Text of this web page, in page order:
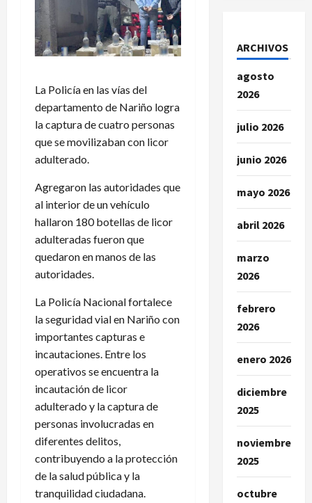
La Policía en las vías del
departamento de Nariño logra
la captura de cuatro personas
que se movilizaban con licor
adulterado.
Agregaron las autoridades que
al interior de un vehículo
hallaron 180 botellas de licor
adulteradas fueron que
quedaron en manos de las
autoridades.
La Policía Nacional fortalece
la seguridad vial en Nariño con
importantes capturas e
incautaciones. Entre los
operativos se encuentra la
incautación de licor
adulterado y la captura de
personas involucradas en
diferentes delitos,
contribuyendo a la protección
de la salud pública y la
tranquilidad ciudadana.
ARCHIVOS
agosto
2026
julio 2026
junio 2026
mayo 2026
abril 2026
marzo
2026
febrero
2026
enero 2026
diciembre
2025
noviembre
2025
octubre